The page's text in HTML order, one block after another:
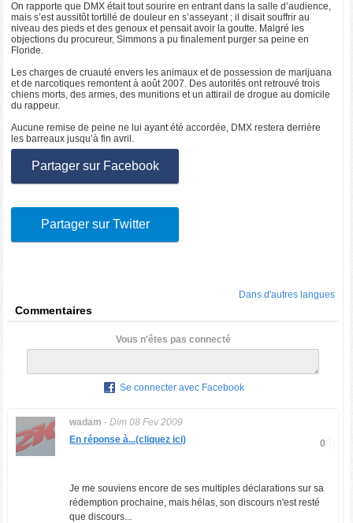
On rapporte que DMX était tout sourire en entrant dans la salle d’audience,
mais s’est aussitôt tortillé de douleur en s’asseyant ; il disait souffrir au
niveau des pieds et des genoux et pensait avoir la goutte. Malgré les
objections du procureur, Simmons a pu finalement purger sa peine en
Floride.
Les charges de cruauté envers les animaux et de possession de marijuana
et de narcotiques remontent à août 2007. Des autorités ont retrouvé trois
chiens morts, des armes, des munitions et un attirail de drogue au domicile
du rappeur.
Aucune remise de peine ne lui ayant été accordée, DMX restera derrière
les barreaux jusqu’à fin avril.
Partager sur Facebook
Partager sur Twitter
Dans d'autres langues
Commentaires
Vous n'êtes pas connecté
Se connecter avec Facebook
wadam - Dim 08 Fev 2009
0
En réponse à...(cliquez ici)
Je me souviens encore de ses multiples déclarations sur sa
rédemption prochaine, mais hélas, son discours n'est resté
que discours...